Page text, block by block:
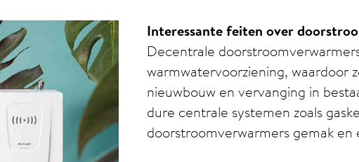
Interessante feiten over
Decentrale
warmwatervoorziening, waardoor
nieuwbouw en vervanging in
dure centrale systemen zoals
doorstroomverwarmers gemak